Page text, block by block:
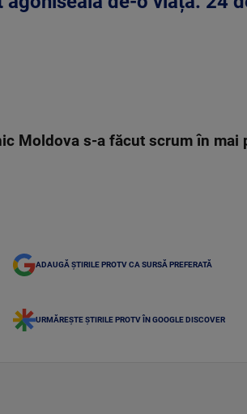
Moldova s-a făcut scrum în mai
ADAUGĂ ȘTIRILE PROTV CA SURSĂ PREFERATĂ
URMĂREȘTE ȘTIRILE PROTV ÎN GOOGLE DISCOVER